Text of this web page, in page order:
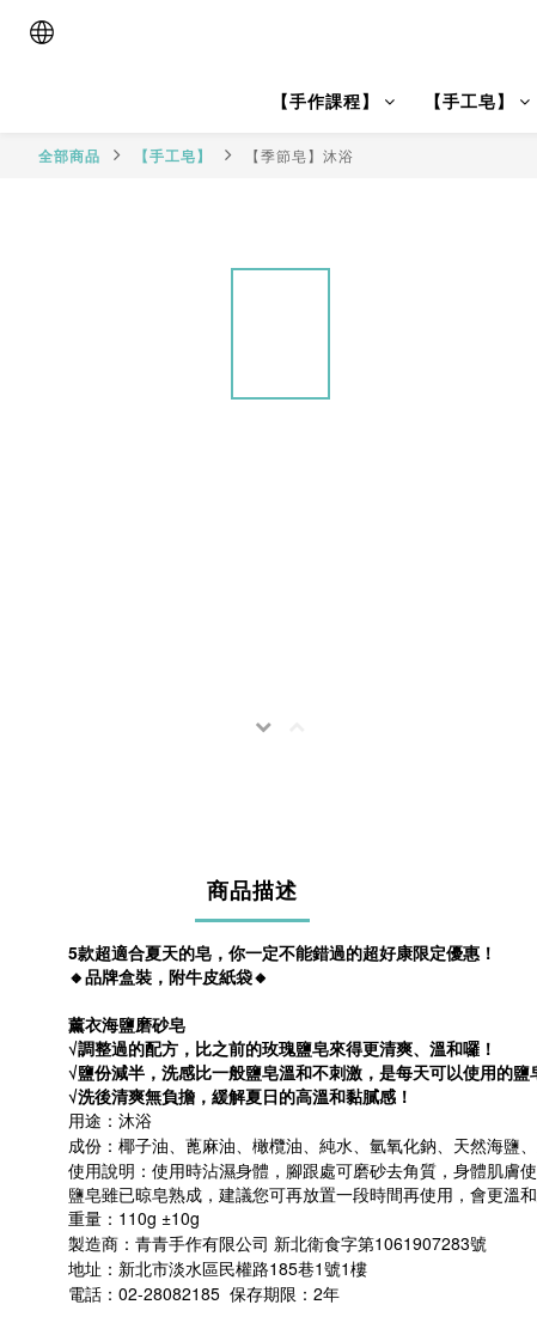
【手作課程】 【手工皂】
全部商品 【手工皂】 【季節皂】沐浴
商品描述
5款超適合夏天的皂，你一定不能錯過的超好康限定優惠！
🔸品牌盒裝，附牛皮紙袋🔸
薰衣海鹽磨砂皂
√調整過的配方，比之前的玫瑰鹽皂來得更清爽、溫和囉！
√鹽份減半，洗感比一般鹽皂溫和不刺激，是每天可以使用的鹽
√洗後清爽無負擔，緩解夏日的高溫和黏膩感！
用途：沐浴
成份：椰子油、蓖麻油、橄欖油、純水、氫氧化鈉、天然海鹽
使用說明：使用時沾濕身體，腳跟處可磨砂去角質，身體肌膚
鹽皂雖已晾皂熟成，建議您可再放置一段時間再使用，會更溫
重量：110g ±10g
製造商：青青手作有限公司 新北衛食字第1061907283號
地址：新北市淡水區民權路185巷1號1樓
電話：02-28082185 保存期限：2年